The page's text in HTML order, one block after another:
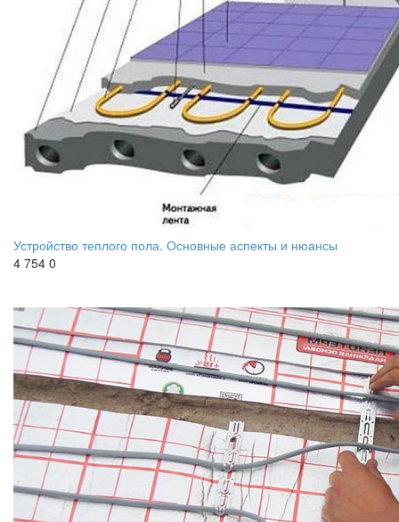
Устройство теплого пола. Основные аспекты и нюансы
4 754 0